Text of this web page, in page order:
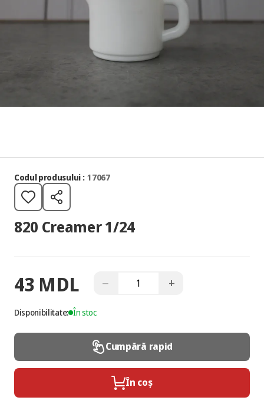
Codul produsului : 17067
820 Creamer 1/24
43 MDL − +
Disponibilitate: În stoc
Cumpără rapid
În coș